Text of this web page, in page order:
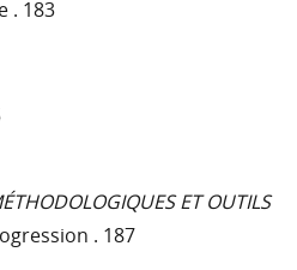
. 183
ET OUTILS
. 187